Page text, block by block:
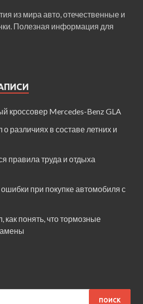
из мира авто, отечественные и
Полезная информация для
кроссовер Mercedes-Benz GLA
о различиях в составе летних и
правила труда и отдыха
при покупке автомобиля с
как понять, что тормозные